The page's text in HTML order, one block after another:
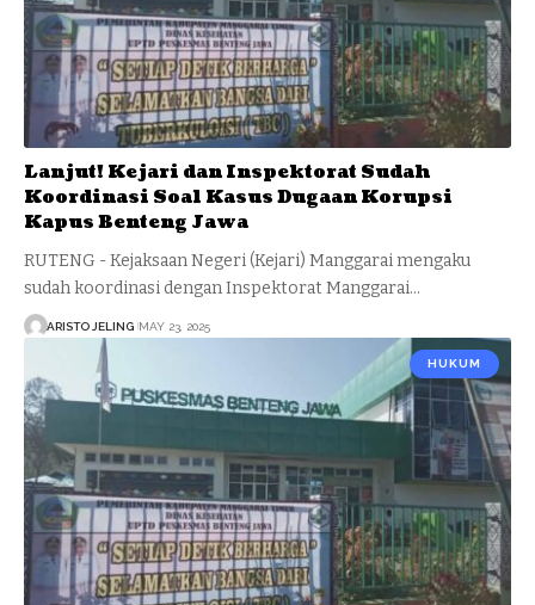
Lanjut! Kejari dan Inspektorat Sudah
Koordinasi Soal Kasus Dugaan Korupsi
Kapus Benteng Jawa
RUTENG - Kejaksaan Negeri (Kejari) Manggarai mengaku
sudah koordinasi dengan Inspektorat Manggarai…
ARISTO JELING MAY 23, 2025
HUKUM